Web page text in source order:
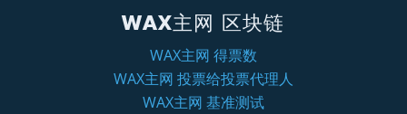
WAX主网 区块链
WAX主网 得票数
WAX主网 投票给投票代理人
WAX主网 基准测试